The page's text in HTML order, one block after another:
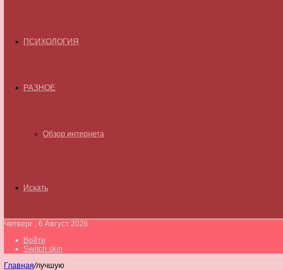
ПСИХОЛОГИЯ
РАЗНОЕ
Обзор интернета
Искать
Четверг , 6 Август 2026
Войти
Switch skin
Главная/лучшую